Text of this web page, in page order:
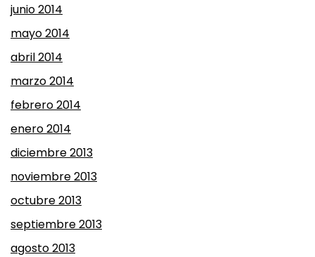
junio 2014
mayo 2014
abril 2014
marzo 2014
febrero 2014
enero 2014
diciembre 2013
noviembre 2013
octubre 2013
septiembre 2013
agosto 2013